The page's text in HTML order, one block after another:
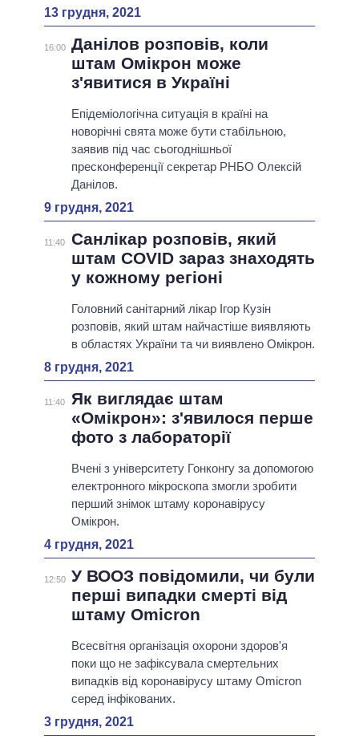
13 грудня, 2021
16:00 Данілов розповів, коли
штам Омікрон може
з'явитися в Україні
Епідеміологічна ситуація в країні на
новорічні свята може бути стабільною,
заявив під час сьогоднішньої
пресконференції секретар РНБО Олексій
Данілов.
9 грудня, 2021
11:40
Санлікар розповів, який
штам COVID зараз знаходять
у кожному регіоні
Головний санітарний лікар Ігор Кузін
розповів, який штам найчастіше виявляють
в областях України та чи виявлено Омікрон.
8 грудня, 2021
11:40
Як виглядає штам
«Омікрон»: з'явилося перше
фото з лабораторії
Вчені з університету Гонконгу за допомогою
електронного мікроскопа змогли зробити
перший знімок штаму коронавірусу
Омікрон.
4 грудня, 2021
12:50 У ВООЗ повідомили, чи були
перші випадки смерті від
штаму Omicron
Всесвітня організація охорони здоров'я
поки що не зафіксувала смертельних
випадків від коронавірусу штаму Omicron
серед інфікованих.
3 грудня, 2021